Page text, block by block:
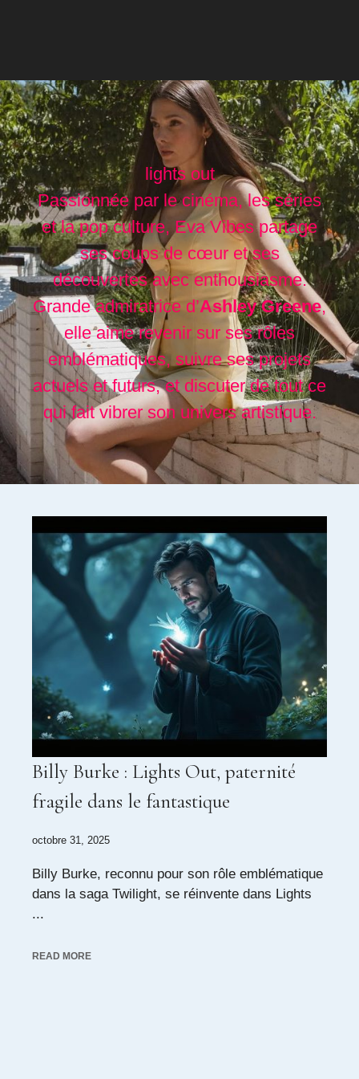
lights out
Passionnée par le cinéma, les séries
et la pop culture, Eva Vibes partage
ses coups de cœur et ses
découvertes avec enthousiasme.
Grande admiratrice d’Ashley Greene,
elle aime revenir sur ses rôles
emblématiques, suivre ses projets
actuels et futurs, et discuter de tout ce
qui fait vibrer son univers artistique.
Billy Burke : Lights Out, paternité
fragile dans le fantastique
octobre 31, 2025
Billy Burke, reconnu pour son rôle emblématique
dans la saga Twilight, se réinvente dans Lights
...
READ MORE